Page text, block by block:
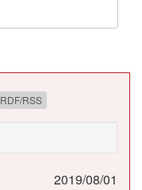
RDF/RSS
2019/08/01